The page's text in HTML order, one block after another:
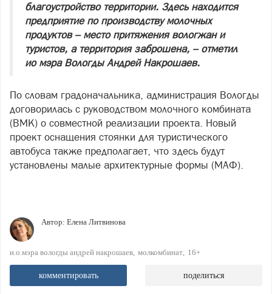
благоустройство территории. Здесь находится
предприятие по производству молочных
продуктов – место притяжения вологжан и
туристов, а территория заброшена, – отметил
ио мэра Вологды Андрей Накрошаев.
По словам градоначальника, администрация Вологды
договорилась с руководством молочного комбината
(ВМК) о совместной реализации проекта. Новый
проект оснащения стоянки для туристического
автобуса также предполагает, что здесь будут
установлены малые архитектурные формы (МАФ).
Автор: Елена Литвинова
и.о.мэра вологды андрей накрошаев молкомбинат 16+
комментировать поделиться